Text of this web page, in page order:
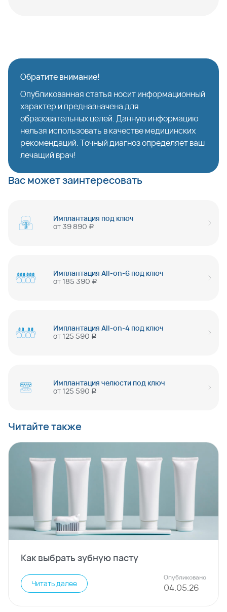
Обратите внимание!
Опубликованная статья носит информационный
характер и предназначена для
образовательных целей. Данную информацию
нельзя использовать в качестве медицинских
рекомендаций. Точный диагноз определяет ваш
лечащий врач!
Вас может заинтересовать
Имплантация под ключ
от39 890 руб
Имплантация All-on-6 под ключ
от 185 390 руб
Имплантация All-on-4 под ключ
от 125 590 руб
Имплантация челюсти под ключ
от 125 590 руб
Читайте также
Как выбрать зубную пасту
Читать далее
Опубликовано
04.05.26